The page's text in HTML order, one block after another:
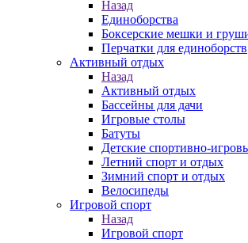
Назад
Единоборства
Боксерские мешки и
Перчатки для единоборств
Активный отдых
Назад
Активный отдых
Бассейны для дачи
Игровые столы
Батуты
Детские спортивно-
Летний спорт и отдых
Зимний спорт и отдых
Велосипеды
Игровой спорт
Назад
Игровой спорт